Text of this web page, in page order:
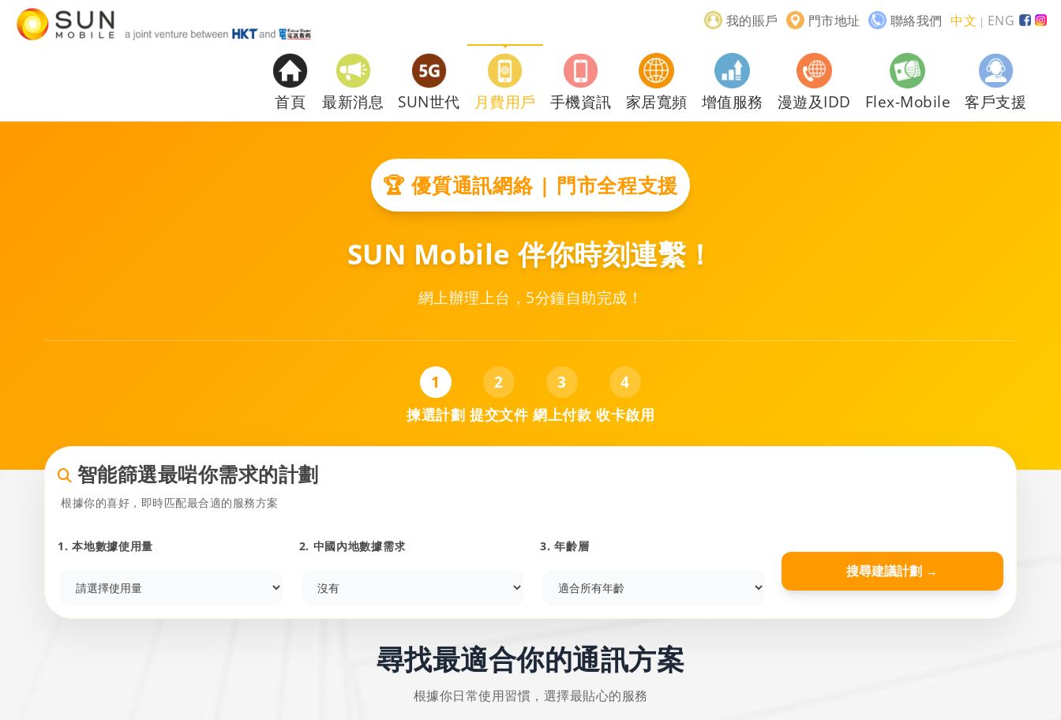
我的賬戶 門市地址 聯絡我們 中文 ｜ ENG
首頁 最新消息 SUN世代 月費用戶 手機資訊 家居寬頻 增值服務 漫遊及IDD Flex-Mobile 客戶支援
🏆 優質通訊網絡 | 門市全程支援
SUN Mobile 伴你時刻連繫！
網上辦理上台，5分鐘自助完成！
1
揀選計劃
2
提交文件
3
網上付款
4
收卡啟用
智能篩選最啱你需求的計劃
根據你的喜好，即時匹配最合適的服務方案
1. 本地數據使用量 2. 中國內地數據需求 3. 年齡層
搜尋建議計劃 →
尋找最適合你的通訊方案
根據你日常使用習慣，選擇最貼心的服務